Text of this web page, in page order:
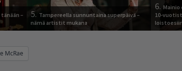
–
5. Tampereella sunnuntaina superpäivä –
nämä artistit mukana
6.
10-
McRae